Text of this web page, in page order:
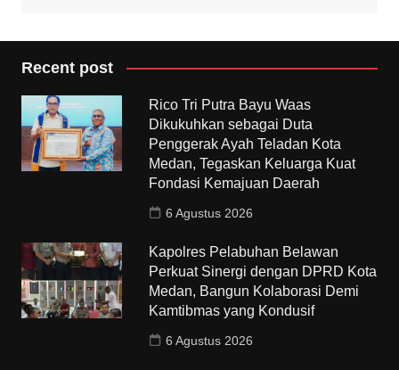
Recent post
Rico Tri Putra Bayu Waas
Dikukuhkan sebagai Duta
Penggerak Ayah Teladan Kota
Medan, Tegaskan Keluarga Kuat
Fondasi Kemajuan Daerah
6 Agustus 2026
Kapolres Pelabuhan Belawan
Perkuat Sinergi dengan DPRD Kota
Medan, Bangun Kolaborasi Demi
Kamtibmas yang Kondusif
6 Agustus 2026